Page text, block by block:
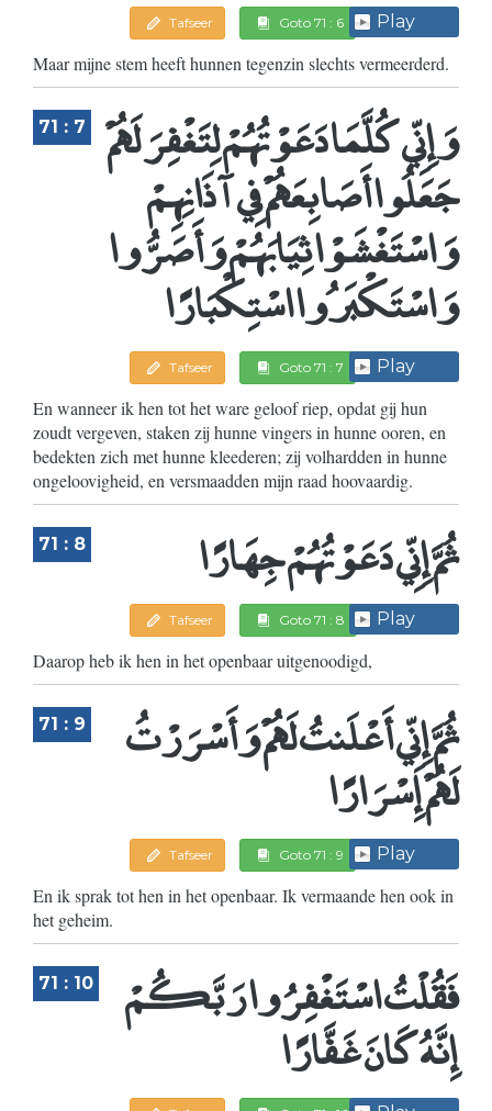
Tafseer Goto 71 : 6 Play
Maar mijne stem heeft hunnen tegenzin slechts vermeerderd.
71 : 7 وَإِنِّي كُلَّمَا دَعَوْتُهُمْ لِتَغْفِرَ لَهُمْ
جَعَلُوا أَصَابِعَهُمْ فِي آذَانِهِمْ
وَاسْتَغْشَوْا ثِيَابَهُمْ وَأَصَرُّوا
وَاسْتَكْبَرُوا اسْتِكْبَارًا
Tafseer Goto 71 : 7 Play
En wanneer ik hen tot het ware geloof riep, opdat gij hun
zoudt vergeven, staken zij hunne vingers in hunne ooren, en
bedekten zich met hunne kleederen; zij volhardden in hunne
ongeloovigheid, en versmaadden mijn raad hoovaardig.
71 : 8 ثُمَّ إِنِّي دَعَوْتُهُمْ جِهَارًا
Tafseer Goto 71 : 8 Play
Daarop heb ik hen in het openbaar uitgenoodigd,
71 : 9 ثُمَّ إِنِّي أَعْلَنتُ لَهُمْ وَأَسْرَرْتُ
لَهُمْ إِسْرَارًا
Tafseer Goto 71 : 9 Play
En ik sprak tot hen in het openbaar. Ik vermaande hen ook in
het geheim.
71 : 10 فَقُلْتُ اسْتَغْفِرُوا رَبَّكُمْ
إِنَّهُ كَانَ غَفَّارًا